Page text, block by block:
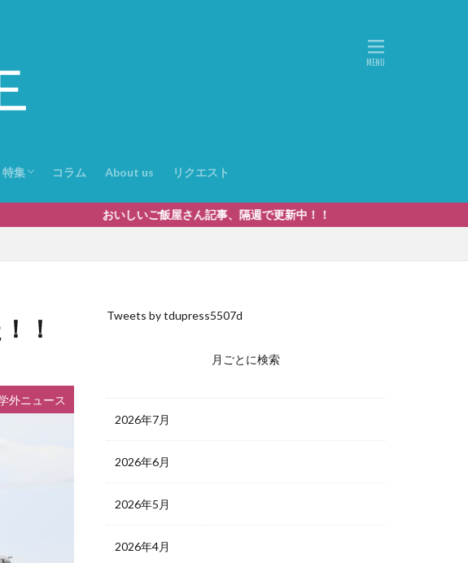
特集
旭祭
2025旭祭
2024旭祭
コラム About us リクエスト
おいしいご飯屋さん記事、隔週で更新中！！
！
外ニュース
Tweets by tdupress5507d
月ごとに検索
2026年7月
2026年6月
2026年5月
2026年4月